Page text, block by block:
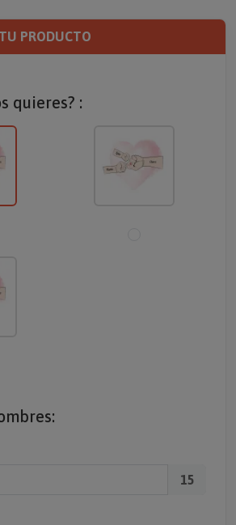
PRODUCTO
quieres? :
15